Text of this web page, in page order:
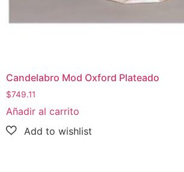
Candelabro Mod Oxford Plateado
$749.11
Añadir al carrito